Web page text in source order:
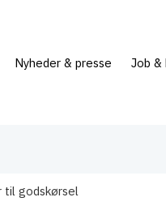
Nyheder & presse Job &
til godskørsel